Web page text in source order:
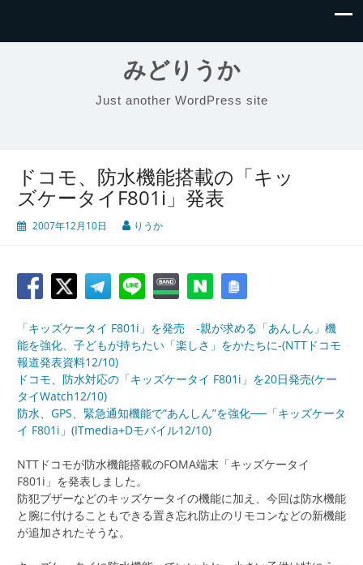
みどりうか
Just another WordPress site
ドコモ、防水機能搭載の「キッ
ズケータイF801i」発表
2007年12月10日 りうか
「キッズケータイ F801i」を発売 -親が求める「あんしん」機
能を強化、子どもが持ちたい「楽しさ」をかたちに-(NTTドコモ
報道発表資料12/10)
ドコモ、防水対応の「キッズケータイ F801i」を20日発売(ケー
タイWatch12/10)
防水、GPS、緊急通知機能で“あんしん”を強化──「キッズケータ
イ F801i」(ITmedia+Dモバイル12/10)
NTTドコモが防水機能搭載のFOMA端末「キッズケータイ
F801i」を発表しました。
防犯ブザーなどのキッズケータイの機能に加え、今回は防水機能
と腕に付けることもできる置き忘れ防止のリモコンなどの新機能
が追加されたそうな。